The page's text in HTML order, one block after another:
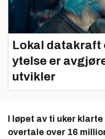
Lokal datakraft
ytelse er
utvikler
I løpet av ti uker
overtale over 16